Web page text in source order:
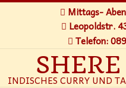
Mittags-
Leopoldstr.
Telefon:
INDISCHES CURRY UND